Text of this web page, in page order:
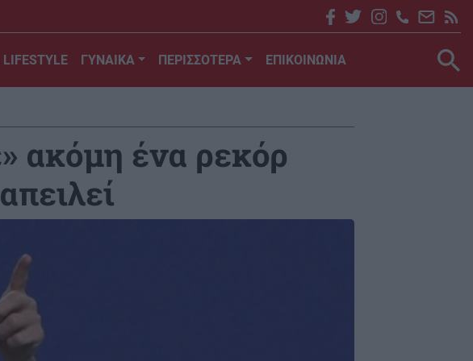
LIFESTYLE ΓΥΝΑΙΚΑ ΠΕΡΙΣΣΟΤΕΡΑ ΕΠΙΚΟΙΝΩΝΙΑ
ακόμη ένα ρεκόρ